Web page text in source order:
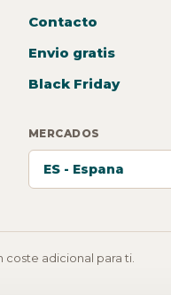
Contacto
Envio gratis
Black Friday
MERCADOS
coste adicional para ti.